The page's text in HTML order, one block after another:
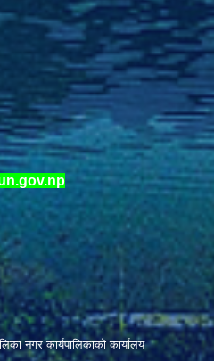
नगर कार्यपालिकाको कार्यालय